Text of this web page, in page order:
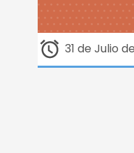
31 de Julio